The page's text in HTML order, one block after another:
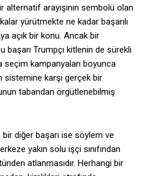
arayışının sembolü olan
yürütmekte ne kadar başarılı
açık bir konu. Ancak bir
başarı Trumpçı kitlenin de sürekli
seçim kampanyaları boyunca
karşı gerçek bir
tabandan örgütlenebilmiş
diğer başarı ise söylem ve
yakın solu işçi sınıfından
atlanmasıdır. Herhangi bir